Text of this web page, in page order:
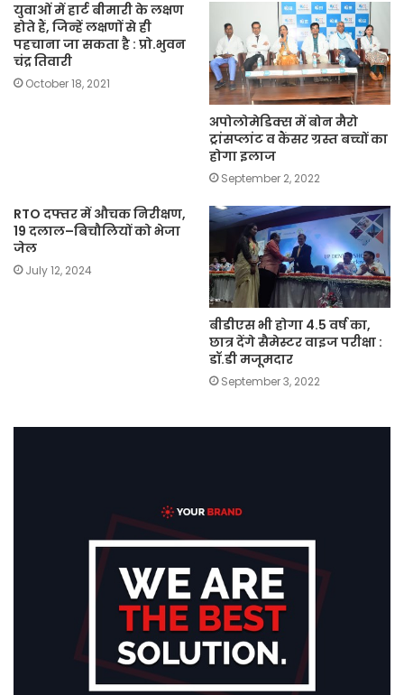
युवाओं में हार्ट बीमारी के लक्षण
होते हैं, जिन्हें लक्षणों से ही
पहचाना जा सकता है : प्रो.भुवन
चंद्र तिवारी
October 18, 2021
अपोलोमेडिक्स में बोन मैरो
ट्रांसप्लांट व कैंसर ग्रस्त बच्चों का
होगा इलाज
September 2, 2022
RTO दफ्तर में औचक निरीक्षण,
19 दलाल–बिचौलियों को भेजा
जेल
July 12, 2024
बीडीएस भी होगा 4.5 वर्ष का,
छात्र देंगे सैमेस्टर वाइज परीक्षा :
डॉ.डी मजूमदार
September 3, 2022